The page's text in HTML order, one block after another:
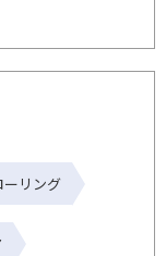
ーリング